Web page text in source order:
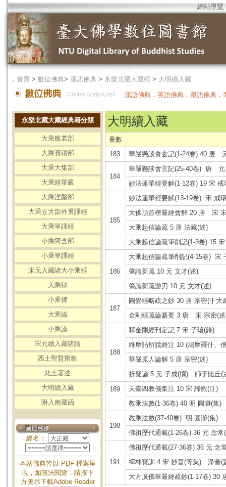
網站導覽
． 首頁 > 數位佛典> 漢語佛典 > 永樂北藏大藏經 > 大明續入藏
漢語佛典 ． 英語佛典 ． 藏語佛典 ．
永樂北藏大藏經典籍分類
大乘般若部
大乘寶積部
大乘大集部
大乘經華嚴
大乘涅槃部
大乘五大部外重譯經
大乘單譯經
小乘阿含部
小乘單譯經
宋元入藏諸大小乘經
大乘律
小乘律
大乘論
小乘論
宋元續入藏諸論
西土聖賢撰集
此土著述
大明續入藏
附入南藏函
經名：
本站佛典皆以 PDF 檔案呈
現，如無法閱覽，請按下
方圖示下載Adobe Reader
大明續入藏
冊數
183
華嚴懸談會玄記(1-24卷) 40 唐
184
華嚴懸談會玄記(25-40卷) 唐
妙法蓮華經要解(1-12卷) 19 宋 戒
185
妙法蓮華經要解(13-19卷) 宋 戒
大佛頂首楞嚴經會解 20 唐 宋
大乘起信論疏 5 唐 法藏(述)
大乘起信論疏筆削記(1-3卷) 15
186
大乘起信論疏筆削記(4-15卷) 宋
肇論新疏 10 元 文才(述)
肇論新疏游刃 10 元 文才(述)
187
圓覺經略疏之鈔 30 唐 宗密(于大
金剛經疏論纂要 3 唐 宋 宗密(
188
釋金剛經刊定記 7 宋 子璿(錄)
維摩詰所說經注 10 (鳩摩羅什、
華嚴原人論解 5 唐 宗密(述)
折疑論 5 元 子成(撰) 師子比丘(
189
天臺四教儀集注 10 宋 諦觀(注)
教乘法數(1-36卷) 40 明 圓瀞(集)
190
教乘法數(37-40卷) 明 圓瀞(集)
佛祖歷代通載(1-26卷) 36 元 念常
191
佛祖歷代通載(27-36卷) 36 元 念
禪林寶訓 4 宋 妙喜(等集) 淨善(
大方廣佛華嚴經疏鈔(1-17卷) 30